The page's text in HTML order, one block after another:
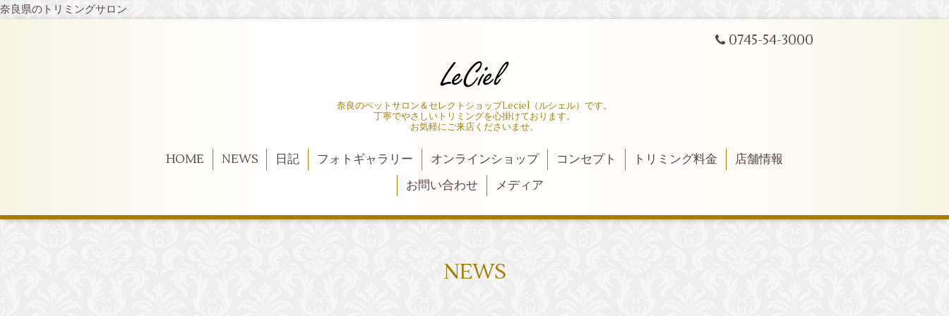
奈良県のトリミングサロン
0745-54-3000
奈良のペットサロン＆セレクトショップLeciel（ルシェル）です。
丁寧でやさしいトリミングを心掛けております。
お気軽にご来店くださいませ。
HOME NEWS 日記 フォトギャラリー オンラインショップ コンセプト トリミング料金
店舗情報
お問い合わせ
メディア
NEWS